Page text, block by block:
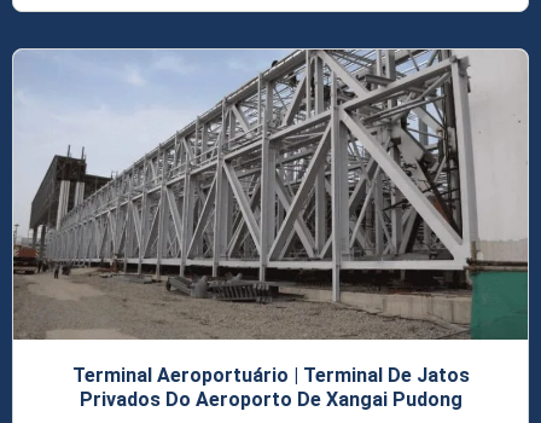
Terminal Aeroportuário | Terminal De Jatos
Privados Do Aeroporto De Xangai Pudong